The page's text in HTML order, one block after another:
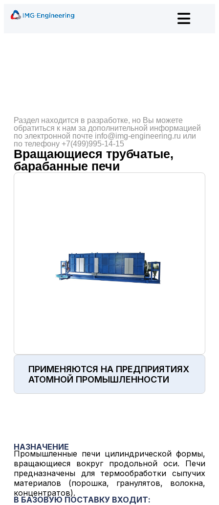
НАЗНАЧЕНИЕ
Промышленные печи цилиндрической формы,
вращающиеся вокруг продольной оси. Печи
предназначены для термообработки сыпучих
материалов (порошка, гранулятов, волокна,
концентратов).
В БАЗОВУЮ ПОСТАВКУ ВХОДИТ:
Раздел находится в разработке, но Вы можете
обратиться к нам за дополнительной информацией
по электронной почте info@img-engineering.ru или
по телефону +7(499)995-14-15
Вращающиеся трубчатые,
барабанные печи
ПРИМЕНЯЮТСЯ НА ПРЕДПРИЯТИЯХ
АТОМНОЙ ПРОМЫШЛЕННОСТИ